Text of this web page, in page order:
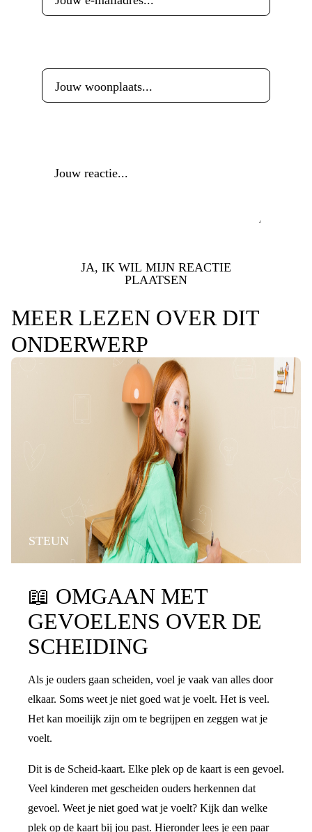
JA, IK WIL MIJN REACTIE
PLAATSEN
MEER LEZEN OVER DIT
ONDERWERP
STEUN
📖 OMGAAN MET
GEVOELENS OVER DE
SCHEIDING
Als je ouders gaan scheiden, voel je vaak van alles door
elkaar. Soms weet je niet goed wat je voelt. Het is veel.
Het kan moeilijk zijn om te begrijpen en zeggen wat je
voelt.
Dit is de Scheid-kaart. Elke plek op de kaart is een gevoel.
Veel kinderen met gescheiden ouders herkennen dat
gevoel. Weet je niet goed wat je voelt? Kijk dan welke
plek op de kaart bij jou past. Hieronder lees je een paar